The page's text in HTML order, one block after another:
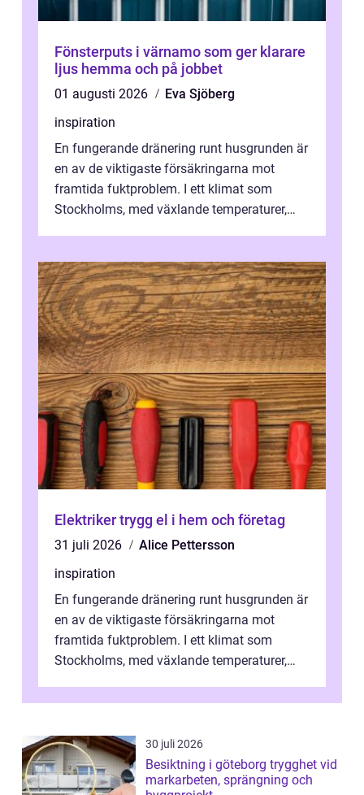
Fönsterputs i värnamo som ger klarare
ljus hemma och på jobbet
01 augusti 2026
Eva Sjöberg
inspiration
En fungerande dränering runt husgrunden är
en av de viktigaste försäkringarna mot
framtida fuktproblem. I ett klimat som
Stockholms, med växlande temperaturer,
Elektriker trygg el i hem och företag
31 juli 2026
Alice Pettersson
inspiration
En fungerande dränering runt husgrunden är
en av de viktigaste försäkringarna mot
framtida fuktproblem. I ett klimat som
Stockholms, med växlande temperaturer,
30 juli 2026
Besiktning i göteborg trygghet vid
markarbeten, sprängning och